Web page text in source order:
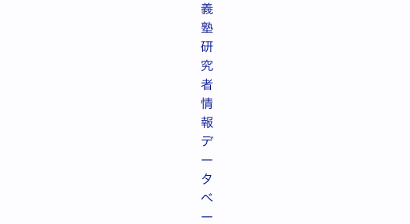
義
塾
研
究
者
情
報
デ
ー
タ
ベ
ー